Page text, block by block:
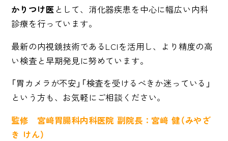
かりつけ医 として、消化器疾患を中心に幅広い内科
診療を行っています。
最新の内視鏡技術であるLCIを活用し、より精度の高
い検査と早期発見に努めています。
「胃カメラが不安」「検査を受けるべきか迷っている」
という方も、お気軽にご相談ください。
監修 宮﨑胃腸科内科医院 副院長：宮﨑 健（みやざ
き けん）